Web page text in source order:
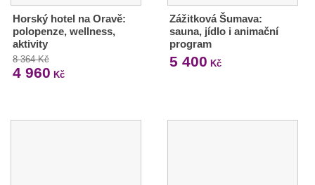
Horský hotel na Oravě:
polopenze, wellness,
aktivity
8 364 Kč
4 960 Kč
Zážitková Šumava:
sauna, jídlo i animační
program
5 400 Kč